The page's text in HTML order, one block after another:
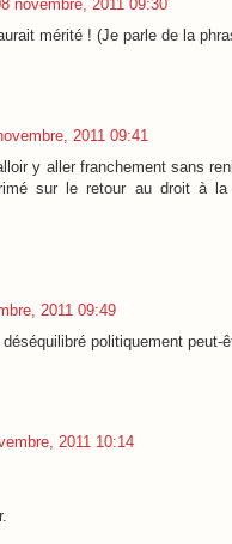
novembre, 2011 09:30
mérité ! (Je parle de la
2011 09:41
y aller franchement sans
sur le retour au droit à
2011 09:49
politiquement
2011 10:14